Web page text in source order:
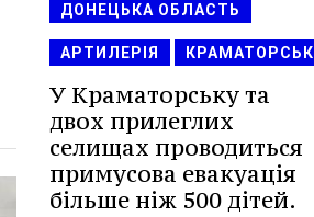
ДОНЕЦЬКА ОБЛАСТЬ
АРТИЛЕРІЯ КРАМАТОРСЬК
У Краматорську та
двох прилеглих
селищах проводиться
примусова евакуація
більше ніж 500 дітей.